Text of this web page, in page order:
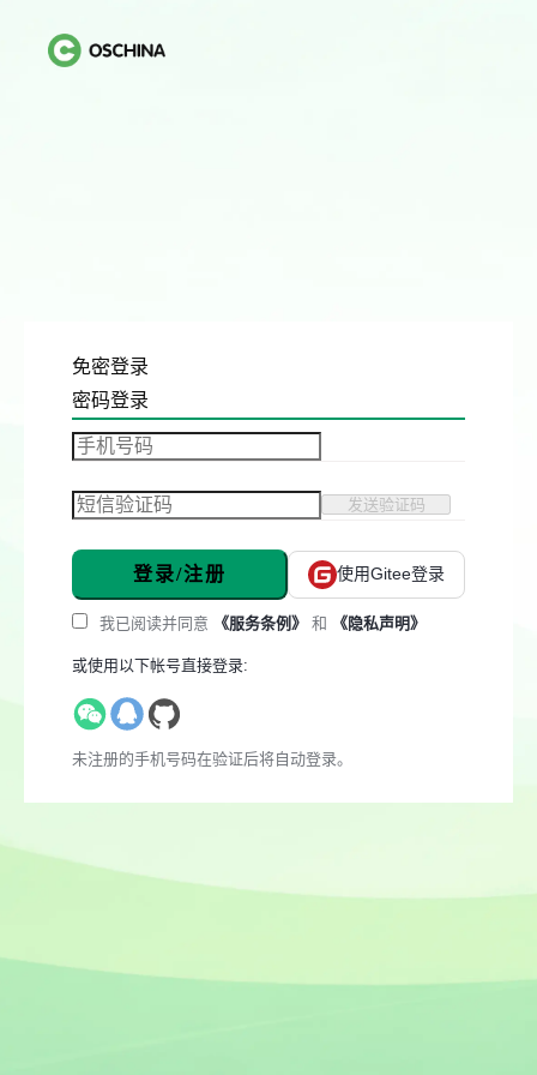
免密登录
密码登录
发送验证码
登录/注册 使用Gitee登录
我已阅读并同意 《服务条例》 和 《隐私声明》
或使用以下帐号直接登录:
未注册的手机号码在验证后将自动登录。